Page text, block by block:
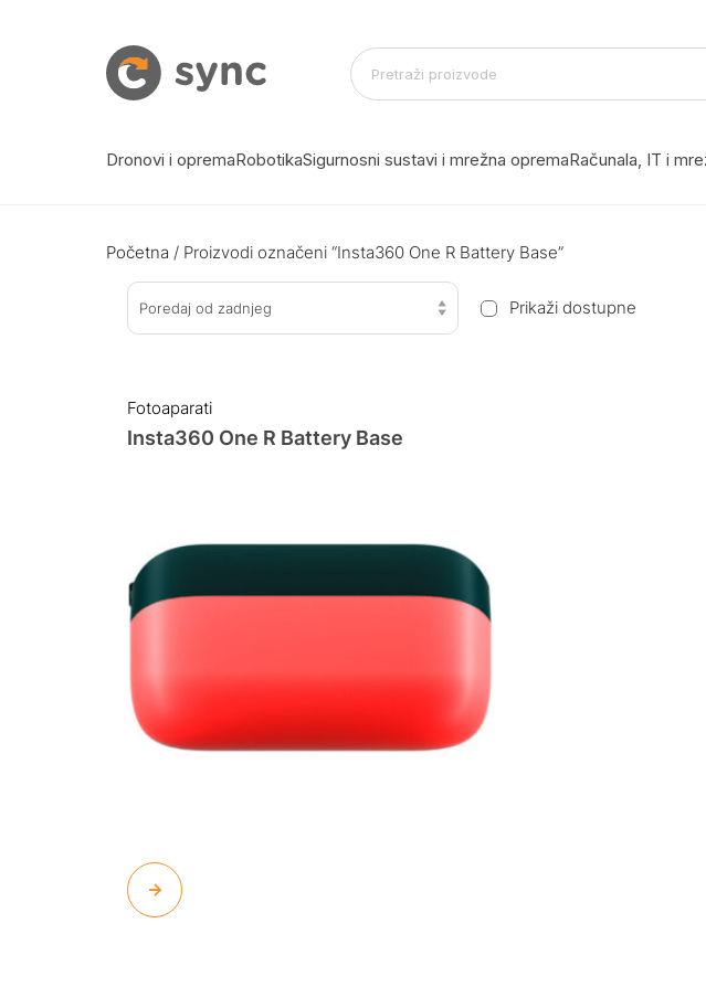
Dronovi i opremaRobotikaSigurnosni sustavi i mrežna opremaRačunala, IT i
Početna / Proizvodi označeni “Insta360 One R Battery Base”
Poredaj od zadnjeg Prikaži dostupne
Fotoaparati
Insta360 One R Battery Base